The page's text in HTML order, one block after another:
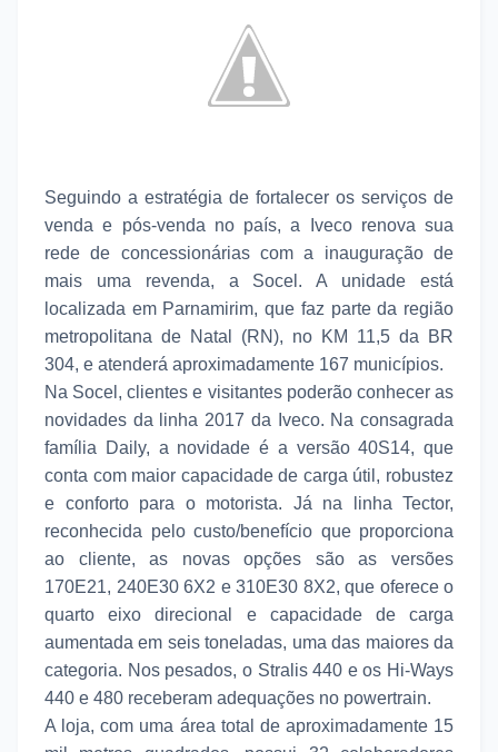
Seguindo a estratégia de fortalecer os serviços de
venda e pós-venda no país, a Iveco renova sua
rede de concessionárias com a inauguração de
mais uma revenda, a Socel. A unidade está
localizada em Parnamirim, que faz parte da região
metropolitana de Natal (RN), no KM 11,5 da BR
304, e atenderá aproximadamente 167 municípios.
Na Socel, clientes e visitantes poderão conhecer as
novidades da linha 2017 da Iveco. Na consagrada
família Daily, a novidade é a versão 40S14, que
conta com maior capacidade de carga útil, robustez
e conforto para o motorista. Já na linha Tector,
reconhecida pelo custo/benefício que proporciona
ao cliente, as novas opções são as versões
170E21, 240E30 6X2 e 310E30 8X2, que oferece o
quarto eixo direcional e capacidade de carga
aumentada em seis toneladas, uma das maiores da
categoria. Nos pesados, o Stralis 440 e os Hi-Ways
440 e 480 receberam adequações no powertrain.
A loja, com uma área total de aproximadamente 15